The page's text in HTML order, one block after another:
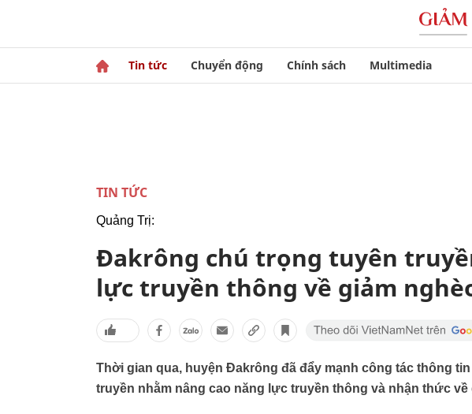
Tin tức Chuyển động Chính sách Multimedia
TIN TỨC
Quảng Trị:
Đakrông chú trọng tuyên
lực truyền thông về giảm
Thời gian qua, huyện Đakrông đã đẩy mạnh công tác thông
truyền nhằm nâng cao năng lực truyền thông và nhận thức về